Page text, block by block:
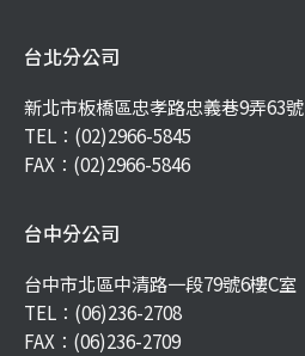
台北分公司
新北市板橋區忠孝路忠義巷9弄63號
TEL： (02)2966-5845
FAX：(02)2966-5846
台中分公司
台中市北區中清路一段79號6樓C室
TEL： (06)236-2708
FAX：(06)236-2709